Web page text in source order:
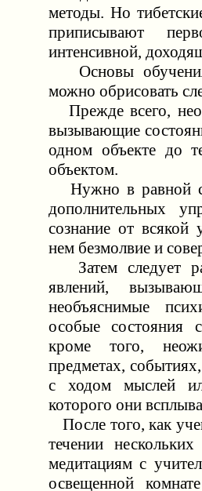
методы. Но
приписывают
интенсивной,
Основы
можно обрисовать
Прежде всего,
вызывающие
одном объекте до
объектом.
Нужно в равной
дополнительных
сознание от всякой
нем безмолвие и
Затем следует
явлений,
необъяснимые
особые состояния
кроме того,
предметах,
с ходом мыслей
которого они
После того, как
течении
медитациям с
освещенной